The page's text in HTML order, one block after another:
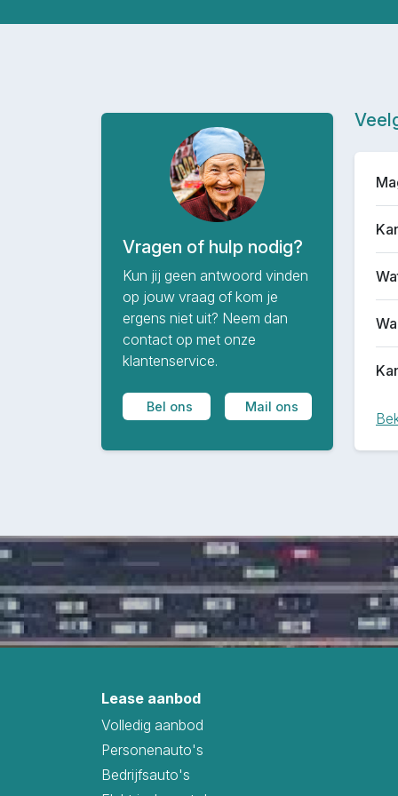
Vragen of hulp nodig?
Kun jij geen antwoord vinden
op jouw vraag of kom je
ergens niet uit? Neem dan
contact op met onze
klantenservice.
Bel ons Mail ons
Lease aanbod
Volledig aanbod
Personenauto's
Bedrijfsauto's